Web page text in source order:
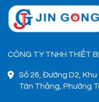
CÔNG TY TNHH THIẾT
Số 26, Đường D2,
Tân Thắng, Phường